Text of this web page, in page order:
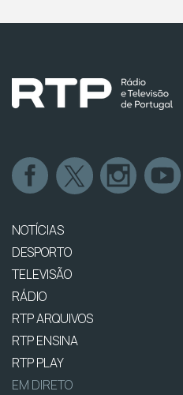
NOTÍCIAS
DESPORTO
TELEVISÃO
RÁDIO
RTP ARQUIVOS
RTP ENSINA
RTP PLAY
EM DIRETO